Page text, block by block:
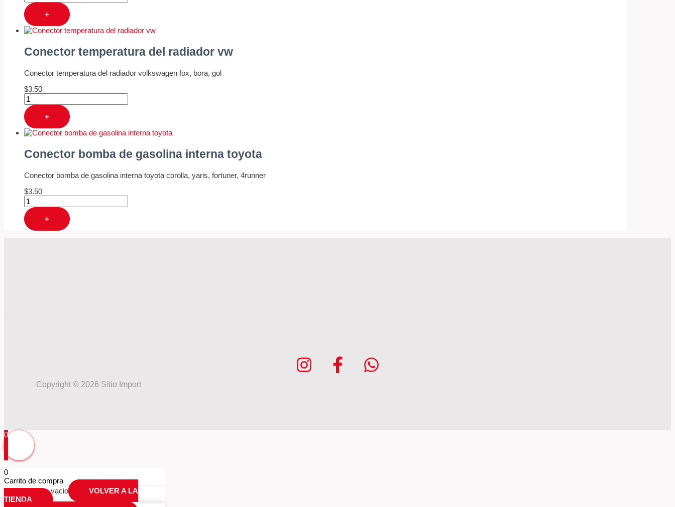
+
Conector temperatura del radiador vw
Conector temperatura del radiador volkswagen fox, bora, gol
$3.50
+
Conector bomba de gasolina interna toyota
Conector bomba de gasolina interna toyota corolla, yaris, fortuner, 4runner
$3.50
+
Copyright © 2026 Sitio Import
0
0
Carrito de compra
Tu carrio esta vacio
VOLVER A LA
TIENDA